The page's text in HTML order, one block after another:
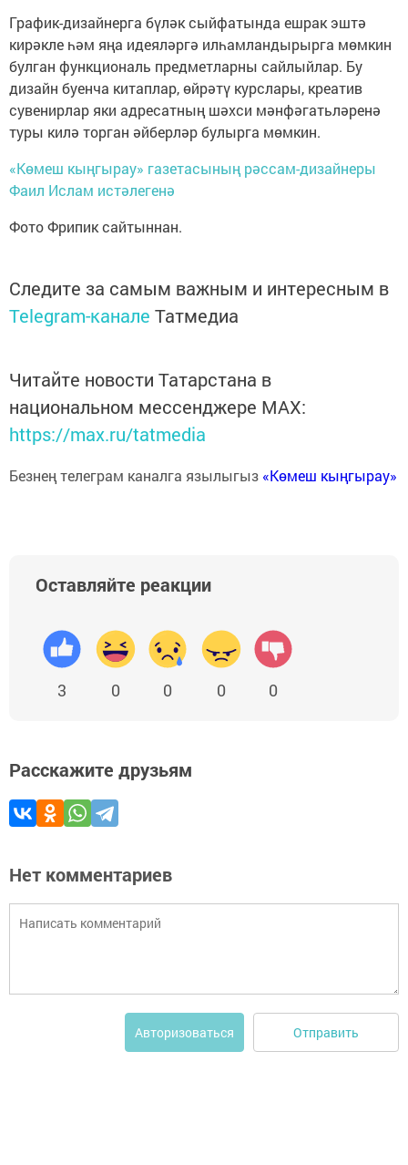
График-дизайнерга бүләк сыйфатында ешрак эштә
кирәкле һәм яңа идеяләргә илһамландырырга мөмкин
булган функциональ предметларны сайлыйлар. Бу
дизайн буенча китаплар, өйрәтү курслары, креатив
сувенирлар яки адресатның шәхси мәнфәгатьләренә
туры килә торган әйберләр булырга мөмкин.
«Көмеш кыңгырау» газетасының рәссам-дизайнеры
Фаил Ислам истәлегенә
Фото Фрипик сайтыннан.
Следите за самым важным и интересным в
Telegram-канале Татмедиа
Читайте новости Татарстана в
национальном мессенджере MАХ:
https://max.ru/tatmedia
Безнең телеграм каналга язылыгыз «Көмеш кыңгырау»
Оставляйте реакции
3 0 0 0 0
Расскажите друзьям
Нет комментариев
Авторизоваться Отправить